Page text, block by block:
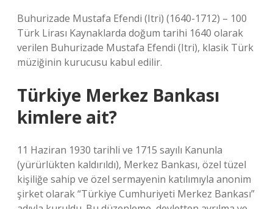
Buhurizade Mustafa Efendi (Itri) (1640-1712) – 100
Türk Lirası Kaynaklarda doğum tarihi 1640 olarak
verilen Buhurizade Mustafa Efendi (Itri), klasik Türk
müziğinin kurucusu kabul edilir.
Türkiye Merkez Bankası
kimlere ait?
11 Haziran 1930 tarihli ve 1715 sayılı Kanunla
(yürürlükten kaldırıldı), Merkez Bankası, özel tüzel
kişiliğe sahip ve özel sermayenin katılımıyla anonim
şirket olarak “Türkiye Cumhuriyeti Merkez Bankası”